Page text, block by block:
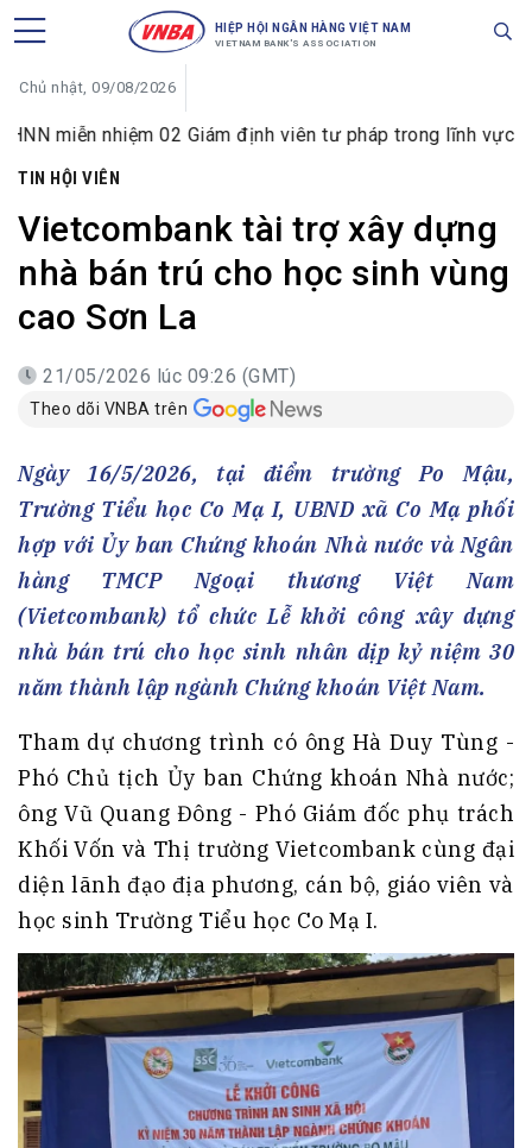
HIỆP HỘI NGÂN HÀNG VIỆT NAM
VIETNAM BANK'S ASSOCIATION
Chủ nhật, 09/08/2026
nhiệm 02 Giám định viên tư pháp trong lĩnh vực tiền tệ và
TIN HỘI VIÊN
Vietcombank tài trợ xây dựng
nhà bán trú cho học sinh vùng
cao Sơn La
21/05/2026 lúc 09:26 (GMT)
Theo dõi VNBA trên
Ngày 16/5/2026, tại điểm trường Po Mậu,
Trường Tiểu học Co Mạ I, UBND xã Co Mạ phối
hợp với Ủy ban Chứng khoán Nhà nước và Ngân
hàng TMCP Ngoại thương Việt Nam
(Vietcombank) tổ chức Lễ khởi công xây dựng
nhà bán trú cho học sinh nhân dịp kỷ niệm 30
năm thành lập ngành Chứng khoán Việt Nam.
Tham dự chương trình có ông Hà Duy Tùng -
Phó Chủ tịch Ủy ban Chứng khoán Nhà nước;
ông Vũ Quang Đông - Phó Giám đốc phụ trách
Khối Vốn và Thị trường Vietcombank cùng đại
diện lãnh đạo địa phương, cán bộ, giáo viên và
học sinh Trường Tiểu học Co Mạ I.